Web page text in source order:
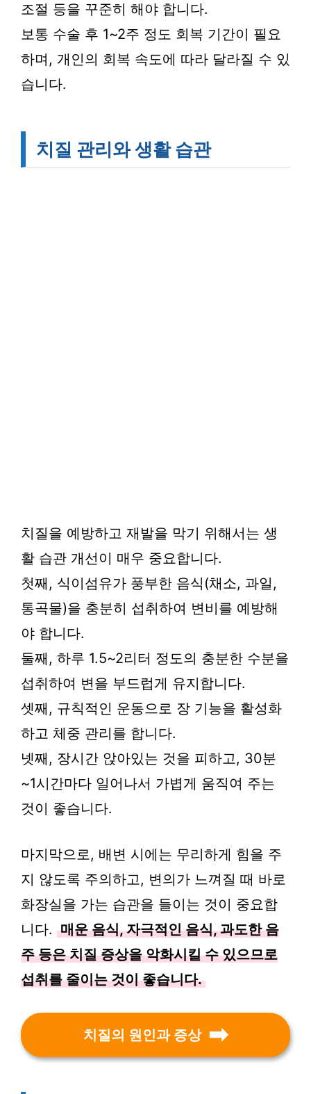
조절 등을 꾸준히 해야 합니다.
보통 수술 후 1~2주 정도 회복 기간이 필요
하며, 개인의 회복 속도에 따라 달라질 수 있
습니다.
치질 관리와 생활 습관
치질을 예방하고 재발을 막기 위해서는 생
활 습관 개선이 매우 중요합니다.
첫째, 식이섬유가 풍부한 음식(채소, 과일,
통곡물)을 충분히 섭취하여 변비를 예방해
야 합니다.
둘째, 하루 1.5~2리터 정도의 충분한 수분을
섭취하여 변을 부드럽게 유지합니다.
셋째, 규칙적인 운동으로 장 기능을 활성화
하고 체중 관리를 합니다.
넷째, 장시간 앉아있는 것을 피하고, 30분
~1시간마다 일어나서 가볍게 움직여 주는
것이 좋습니다.
마지막으로, 배변 시에는 무리하게 힘을 주
지 않도록 주의하고, 변의가 느껴질 때 바로
화장실을 가는 습관을 들이는 것이 중요합
니다. 매운 음식, 자극적인 음식, 과도한 음
주 등은 치질 증상을 악화시킬 수 있으므로
섭취를 줄이는 것이 좋습니다.
치질의 원인과 증상